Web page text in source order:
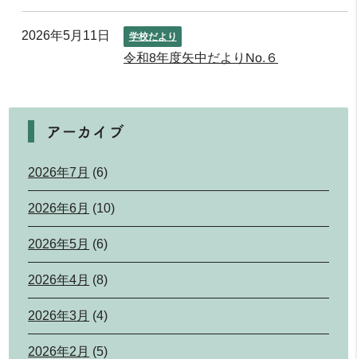
2026年5月11日 学校だより
令和8年度矢中だよりNo.６
アーカイブ
2026年7月 (6)
2026年6月 (10)
2026年5月 (6)
2026年4月 (8)
2026年3月 (4)
2026年2月 (5)